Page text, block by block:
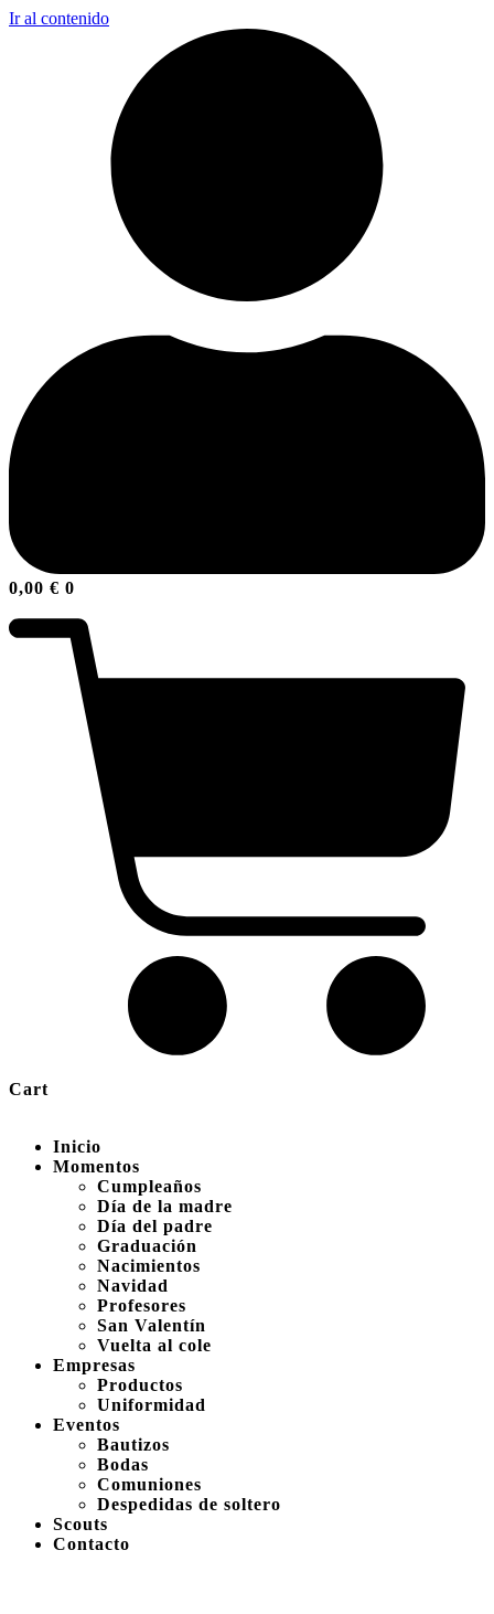
Ir al contenido
0,00 € 0
Cart
Inicio
Momentos
Cumpleaños
Día de la madre
Día del padre
Graduación
Nacimientos
Navidad
Profesores
San Valentín
Vuelta al cole
Empresas
Productos
Uniformidad
Eventos
Bautizos
Bodas
Comuniones
Despedidas de soltero
Scouts
Contacto